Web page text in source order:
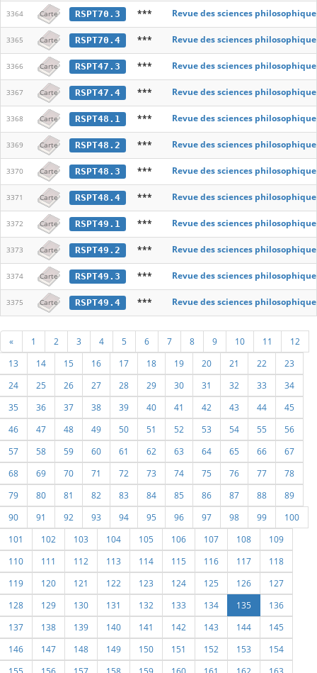
3364 Carte RSPT70.3 *** Revue des sciences
3365 Carte RSPT70.4 *** Revue des sciences
3366 Carte RSPT47.3 *** Revue des sciences
3367 Carte RSPT47.4 *** Revue des sciences
3368 Carte RSPT48.1 *** Revue des sciences
3369 Carte RSPT48.2 *** Revue des sciences
3370 Carte RSPT48.3 *** Revue des sciences
3371 Carte RSPT48.4 *** Revue des sciences
3372 Carte RSPT49.1 *** Revue des sciences
3373 Carte RSPT49.2 *** Revue des sciences
3374 Carte RSPT49.3 *** Revue des sciences
3375 Carte RSPT49.4 *** Revue des sciences
« 1 2 3 4 5 6 7 8 9 10 11
12
13
14 15 16 17 18 19 20 21 22
23
24
25 26 27 28 29 30 31 32 33
34
35
36 37 38 39 40 41 42 43 44
45
46
47 48 49 50 51 52 53 54 55
56
57
58 59 60 61 62 63 64 65 66
67
68
69 70 71 72 73 74 75 76 77
78
79
80 81 82 83 84 85 86 87 88
89
90
91 92 93 94 95 96 97 98 99
100
101
102 103 104 105 106 107 108
109
110
111 112 113 114 115 116 117
118
119
120 121 122 123 124 125 126
127
128
129 130 131 132 133 134 135
136
137
138 139 140 141 142 143 144
145
146
147 148 149 150 151 152 153
154